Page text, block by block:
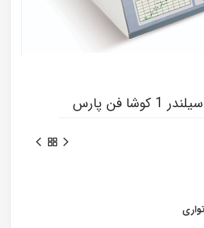
کلیک کنید
فن پارس